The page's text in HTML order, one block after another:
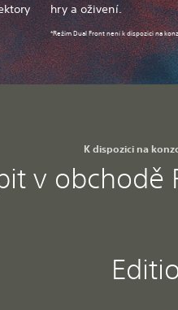
hry a oživení.
*Režim Dual Front není k dispozici na
K dispozici na
v obchodě